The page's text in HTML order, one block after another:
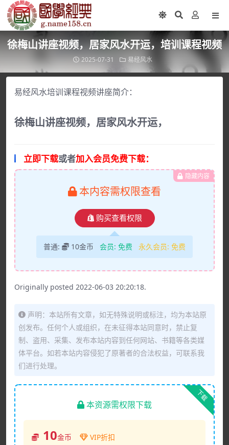
徐梅山讲座视频，居家风水开运，培训课程视频
2025-07-31 易经风水
易经风水培训课程视频讲座简介：
徐梅山讲座视频，居家风水开运，
立即下载或者加入会员免费下载：
隐藏内容
本内容需权限查看
购买查看权限
普通: 10金币 会员: 免费 永久会员: 免费
Originally posted 2022-06-03 20:20:18.
声明：本站所有文章，如无特殊说明或标注，均为本站原
创发布。任何个人或组织，在未征得本站同意时，禁止复
制、盗用、采集、发布本站内容到任何网站、书籍等各类媒
体平台。如若本站内容侵犯了原著者的合法权益，可联系我
们进行处理。
下载
本资源需权限下载
10金币 VIP折扣